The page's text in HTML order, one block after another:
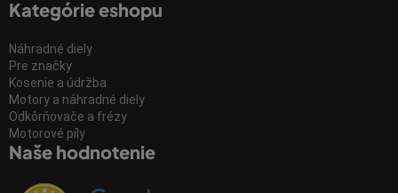
Kategórie eshopu
Náhradné diely
Pre značky
Kosenie a údržba
Motory a náhradné diely
Odkôrňovače a frézy
Motorové píly
Naše hodnotenie